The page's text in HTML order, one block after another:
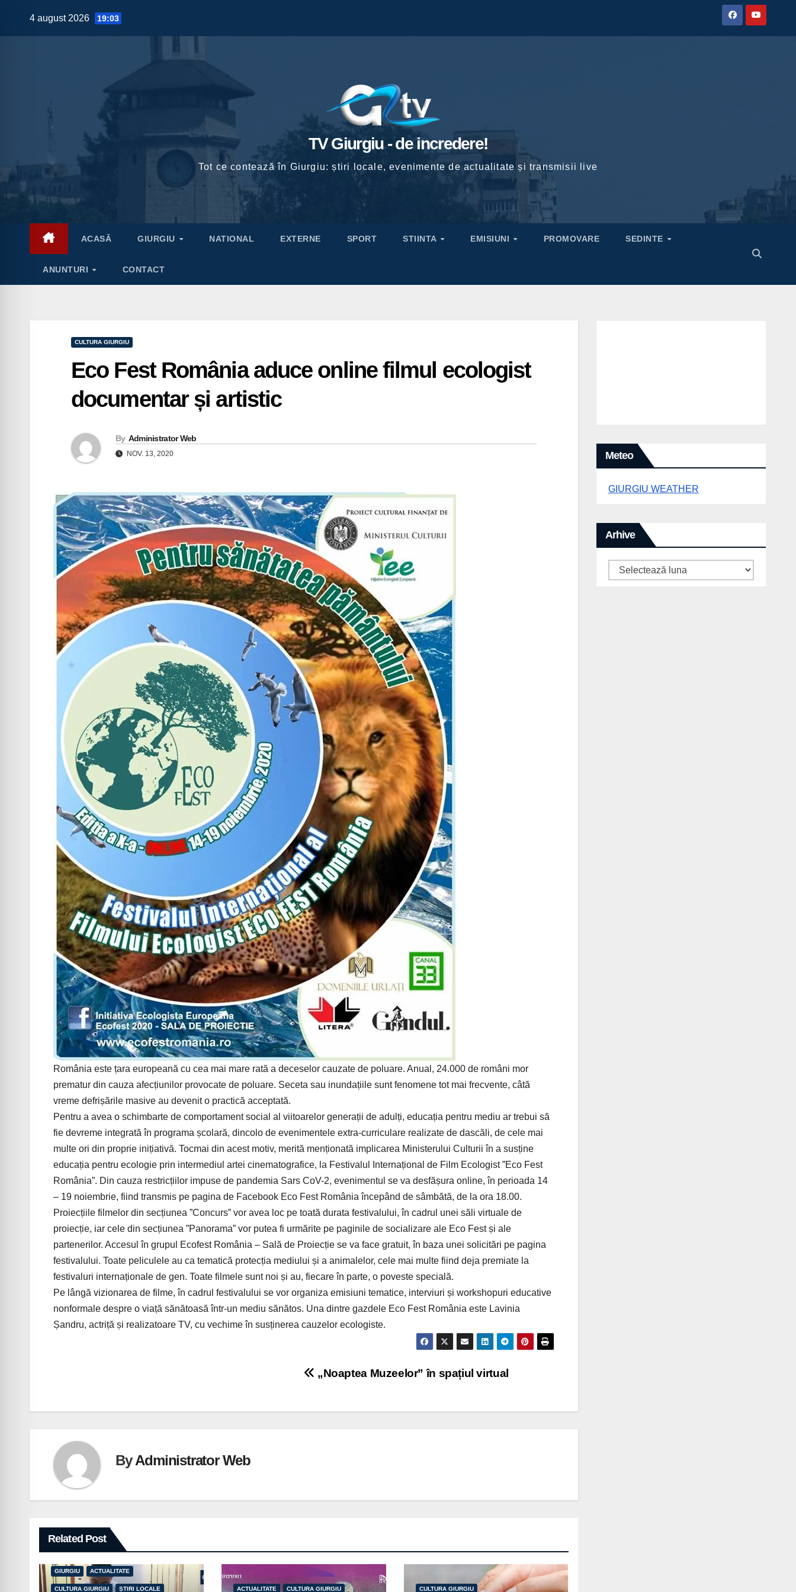
4 august 2026 19:03
TV Giurgiu - de incredere!
Tot ce contează în Giurgiu: știri locale, evenimente de actualitate și transmisii live
ACASĂ GIURGIU NATIONAL EXTERNE SPORT STIINTA EMISIUNI PROMOVARE SEDINTE
ANUNTURI CONTACT
CULTURA GIURGIU
Eco Fest România aduce online filmul ecologist
documentar și artistic
By Administrator Web
NOV. 13, 2020
România este țara europeană cu cea mai mare rată a deceselor cauzate de poluare. Anual, 24.000 de români mor
prematur din cauza afecțiunilor provocate de poluare. Seceta sau inundațiile sunt fenomene tot mai frecvente, câtă
vreme defrișările masive au devenit o practică acceptată.
Pentru a avea o schimbarte de comportament social al viitoarelor generații de adulți, educația pentru mediu ar trebui să
fie devreme integrată în programa școlară, dincolo de evenimentele extra-curriculare realizate de dascăli, de cele mai
multe ori din proprie inițiativă. Tocmai din acest motiv, merită menționată implicarea Ministerului Culturii în a susține
educația pentru ecologie prin intermediul artei cinematografice, la Festivalul Internațional de Film Ecologist ”Eco Fest
România”. Din cauza restricțiilor impuse de pandemia Sars CoV-2, evenimentul se va desfășura online, în perioada 14
– 19 noiembrie, fiind transmis pe pagina de Facebook Eco Fest România începând de sâmbătă, de la ora 18.00.
Proiecțiile filmelor din secțiunea ”Concurs” vor avea loc pe toată durata festivalului, în cadrul unei săli virtuale de
proiecție, iar cele din secțiunea ”Panorama” vor putea fi urmărite pe paginile de socializare ale Eco Fest și ale
partenerilor. Accesul în grupul Ecofest România – Sală de Proiecție se va face gratuit, în baza unei solicitări pe pagina
festivalului. Toate peliculele au ca tematică protecția mediului și a animalelor, cele mai multe fiind deja premiate la
festivaluri internaționale de gen. Toate filmele sunt noi și au, fiecare în parte, o poveste specială.
Pe lângă vizionarea de filme, în cadrul festivalului se vor organiza emisiuni tematice, interviuri și workshopuri educative
nonformale despre o viață sănătoasă într-un mediu sănătos. Una dintre gazdele Eco Fest România este Lavinia
Șandru, actriță și realizatoare TV, cu vechime în susținerea cauzelor ecologiste.
„Noaptea Muzeelor” în spațiul virtual
ByAdministrator Web
Related Post
GIURGIU ACTUALITATE
CULTURA GIURGIU ȘTIRI LOCALE ACTUALITATE CULTURA GIURGIU CULTURA GIURGIU
Meteo
GIURGIU WEATHER
Arhive
Arhive